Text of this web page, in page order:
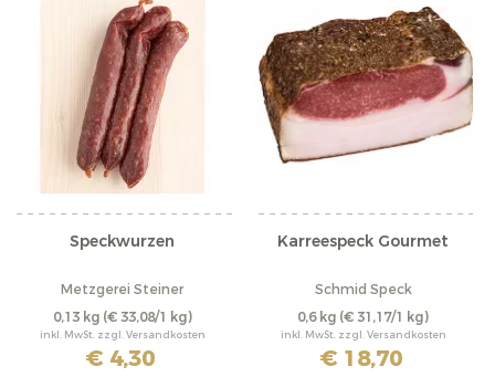
Speckwurzen
Metzgerei Steiner
0,13 kg (€ 33,08/1 kg)
inkl. MwSt. zzgl. Versandkosten
€ 4,30
Karreespeck Gourmet
Schmid Speck
0,6 kg (€ 31,17/1 kg)
inkl. MwSt. zzgl. Versandkosten
€ 18,70